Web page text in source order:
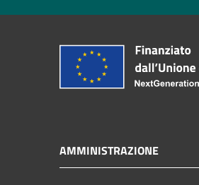
AMMINISTRAZIONE